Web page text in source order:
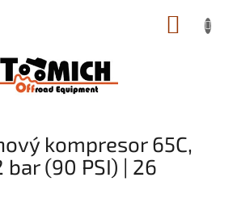
kompresor 65C,
(90 PSI) | 26